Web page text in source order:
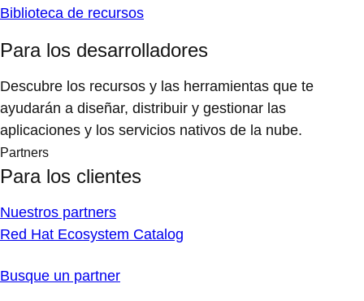
Biblioteca de recursos
Para los desarrolladores
Descubre los recursos y las herramientas que te
ayudarán a diseñar, distribuir y gestionar las
aplicaciones y los servicios nativos de la nube.
Partners
Para los clientes
Nuestros partners
Red Hat Ecosystem Catalog
Busque un partner